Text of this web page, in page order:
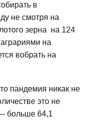
в
не смотря на
зерна на 124
на
вобрать на
пандемия никак не
это не
больше 64,1